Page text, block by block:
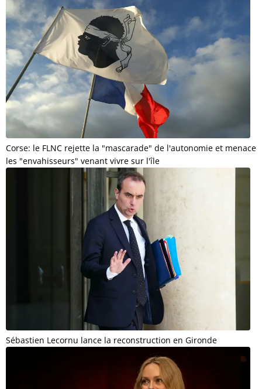
Corse: le FLNC rejette la "mascarade" de l'autonomie et menace
les "envahisseurs" venant vivre sur l'île
Sébastien Lecornu lance la reconstruction en Gironde